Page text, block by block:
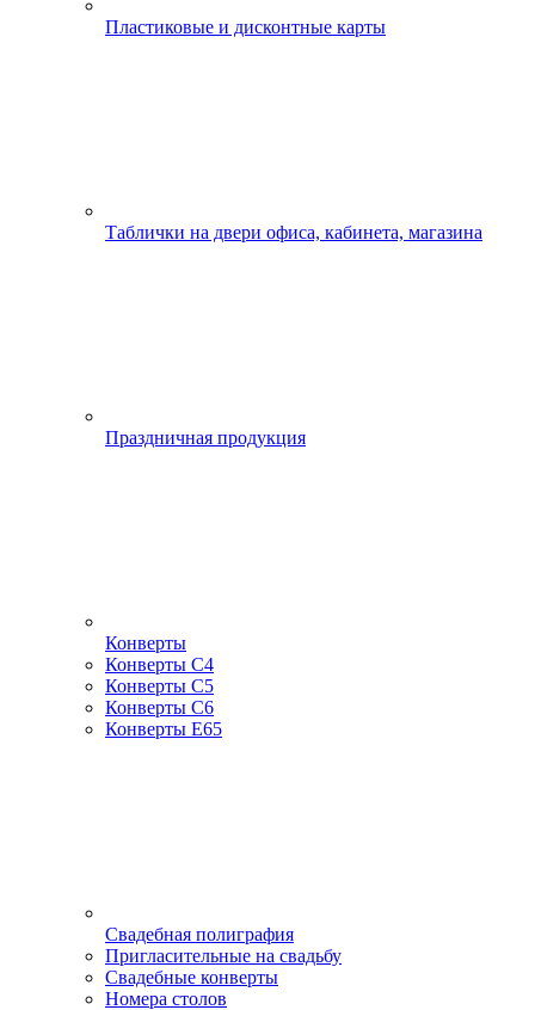
Пластиковые и дисконтные карты
Таблички на двери офиса, кабинета, магазина
Праздничная продукция
Конверты
Конверты С4
Конверты С5
Конверты С6
Конверты Е65
Свадебная полиграфия
Пригласительные на свадьбу
Свадебные конверты
Номера столов